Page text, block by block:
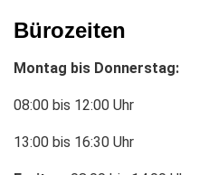
Bürozeiten
Montag bis Donnerstag:
08:00 bis 12:00 Uhr
13:00 bis 16:30 Uhr